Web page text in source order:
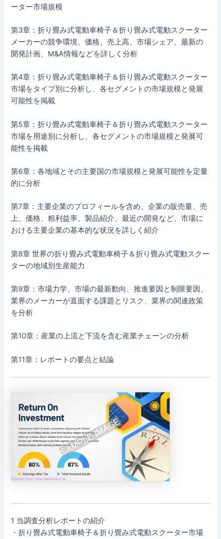
ーター市場規模
第3章：折り畳み式電動車椅子＆折り畳み式電動スクーター
メーカーの競争環境、価格、売上高、市場シェア、最新の
開発計画、M&A情報などを詳しく分析
第4章：折り畳み式電動車椅子＆折り畳み式電動スクーター
市場をタイプ別に分析し、各セグメントの市場規模と発展
可能性を掲載
第5章：折り畳み式電動車椅子＆折り畳み式電動スクーター
市場を用途別に分析し、各セグメントの市場規模と発展可
能性を掲載
第6章：各地域とその主要国の市場規模と発展可能性を定量
的に分析
第7章：主要企業のプロフィールを含め、企業の販売量、売
上、価格、粗利益率、製品紹介、最近の開発など、市場に
おける主要企業の基本的な状況を詳しく紹介
第8章 世界の折り畳み式電動車椅子＆折り畳み式電動スクー
ターの地域別生産能力
第9章：市場力学、市場の最新動向、推進要因と制限要因、
業界のメーカーが直面する課題とリスク、業界の関連政策
を分析
第10章：産業の上流と下流を含む産業チェーンの分析
第11章：レポートの要点と結論
1 当調査分析レポートの紹介
・折り畳み式電動車椅子＆折り畳み式電動スクーター市場